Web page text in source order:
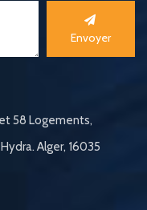
Envoyer
58 Logements,
Alger, 16035